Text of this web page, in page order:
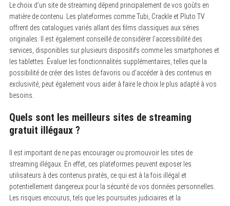
Le choix d’un site de streaming dépend principalement de vos goûts en
matière de contenu.
Les plateformes comme Tubi, Crackle et Pluto TV
offrent des catalogues variés allant des films classiques aux séries
originales. Il est également conseillé de considérer l’accessibilité des
services, disponibles sur plusieurs dispositifs comme les smartphones et
les tablettes. Évaluer les fonctionnalités supplémentaires, telles que la
possibilité de créer des listes de favoris ou d’accéder à des contenus en
exclusivité, peut également vous aider à faire le choix le plus adapté à vos
besoins.
Quels sont les meilleurs sites de streaming
gratuit illégaux ?
Il est important de ne pas encourager ou promouvoir les sites de
streaming illégaux. En effet, ces plateformes peuvent exposer les
utilisateurs à des contenus piratés, ce qui est à la fois illégal et
potentiellement dangereux pour la sécurité de vos données personnelles.
Les risques encourus, tels que les poursuites judiciaires et la